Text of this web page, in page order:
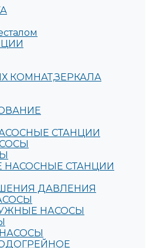
КОМНАТ,ЗЕРКАЛА
СТАНЦИИ
СТАНЦИИ
ДАВЛЕНИЯ
НАСОСЫ